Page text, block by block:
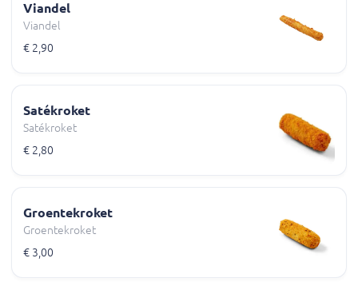
Viandel
Viandel
€ 2,90
Satékroket
Satékroket
€ 2,80
Groentekroket
Groentekroket
€ 3,00